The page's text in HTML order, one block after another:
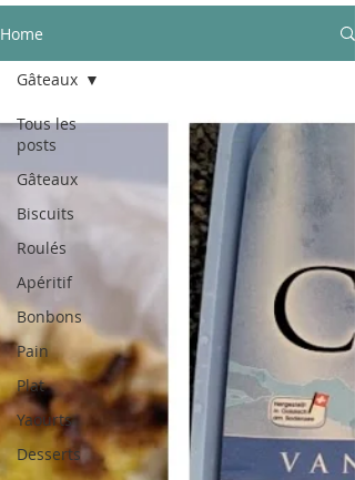
Home
Tous les
posts
Gâteaux
Biscuits
Roulés
Apéritif
Bonbons
Pain
Plat
Yaourts
Desserts
Gâteaux